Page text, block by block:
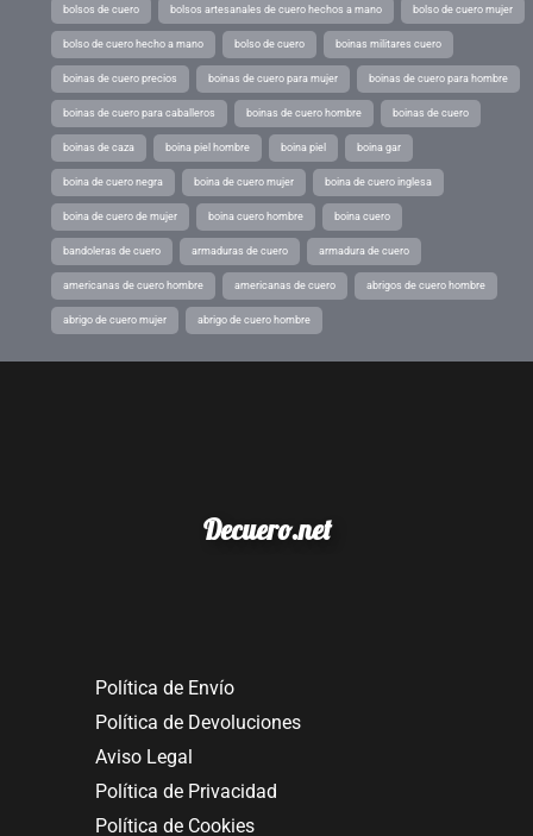
bolsos de cuero bolsos artesanales de cuero hechos a mano bolso de cuero mujer
bolso de cuero hecho a mano bolso de cuero boinas militares cuero
boinas de cuero precios boinas de cuero para mujer boinas de cuero para hombre
boinas de cuero para caballeros boinas de cuero hombre boinas de cuero
boinas de caza boina piel hombre boina piel boina gar
boina de cuero negra boina de cuero mujer boina de cuero inglesa
boina de cuero de mujer boina cuero hombre boina cuero
bandoleras de cuero armaduras de cuero armadura de cuero
americanas de cuero hombre americanas de cuero abrigos de cuero hombre
abrigo de cuero mujer abrigo de cuero hombre
Decuero.net
Política de Envío
Política de Devoluciones
Aviso Legal
Política de Privacidad
Política de Cookies